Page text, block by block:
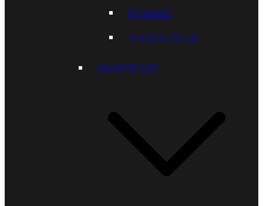
BAHAMAS
TURKS & CAICOS
ATLANTIK-SÜD